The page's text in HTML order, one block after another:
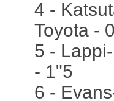
4 -
Toyota -
5 -
- 1"5
6 -